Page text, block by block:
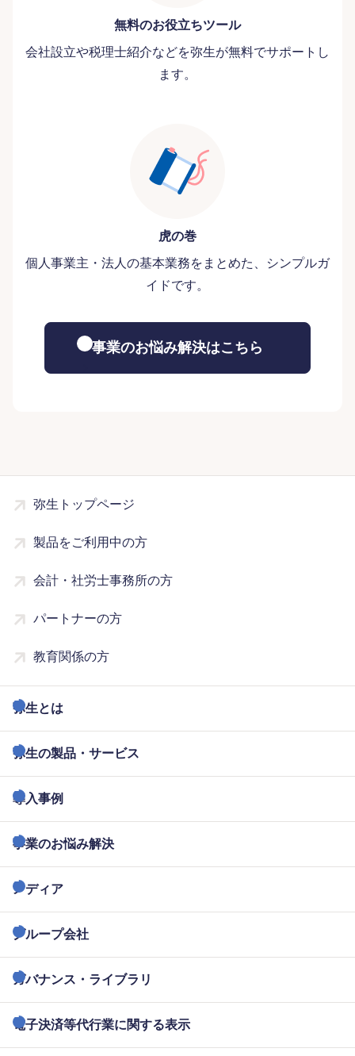
無料のお役立ちツール
会社設立や税理士紹介などを弥生が無料でサポートし
ます。
虎の巻
個人事業主・法人の基本業務をまとめた、シンプルガ
イドです。
事業のお悩み解決はこちら
弥生トップページ
製品をご利用中の方
会計・社労士事務所の方
パートナーの方
教育関係の方
弥生とは
弥生の製品・サービス
導入事例
事業のお悩み解決
メディア
グループ会社
ガバナンス・ライブラリ
電子決済等代行業に関する表示